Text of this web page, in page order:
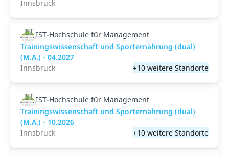
Innsbruck
IST-Hochschule für Management
Trainingswissenschaft und Sporternährung (dual)
(M.A.) - 04.2027
Innsbruck
+10 weitere Standorte
IST-Hochschule für Management
Trainingswissenschaft und Sporternährung (dual)
(M.A.) - 10.2026
Innsbruck
+10 weitere Standorte